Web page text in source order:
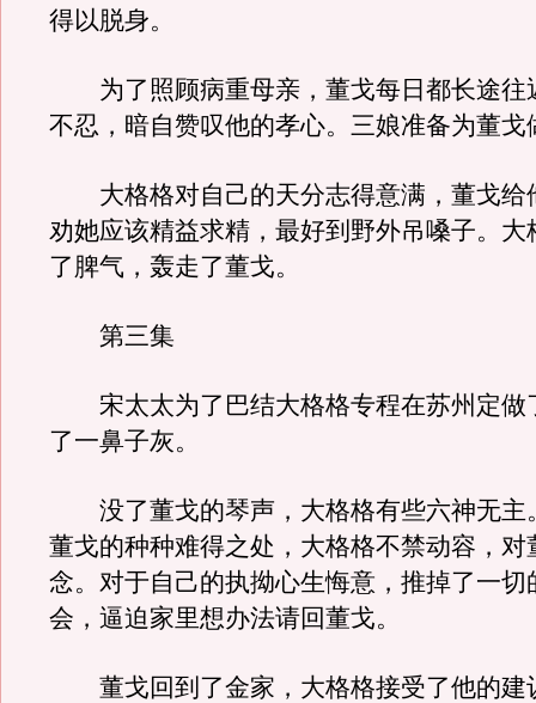
得以脱身。
为了照顾病重母亲，董戈每日都长途往
不忍，暗自赞叹他的孝心。三娘准备为董戈
大格格对自己的天分志得意满，董戈给
劝她应该精益求精，最好到野外吊嗓子。大
了脾气，轰走了董戈。
第三集
宋太太为了巴结大格格专程在苏州定做
了一鼻子灰。
没了董戈的琴声，大格格有些六神无主
董戈的种种难得之处，大格格不禁动容，对
念。对于自己的执拗心生悔意，推掉了一切
会，逼迫家里想办法请回董戈。
董戈回到了金家，大格格接受了他的建